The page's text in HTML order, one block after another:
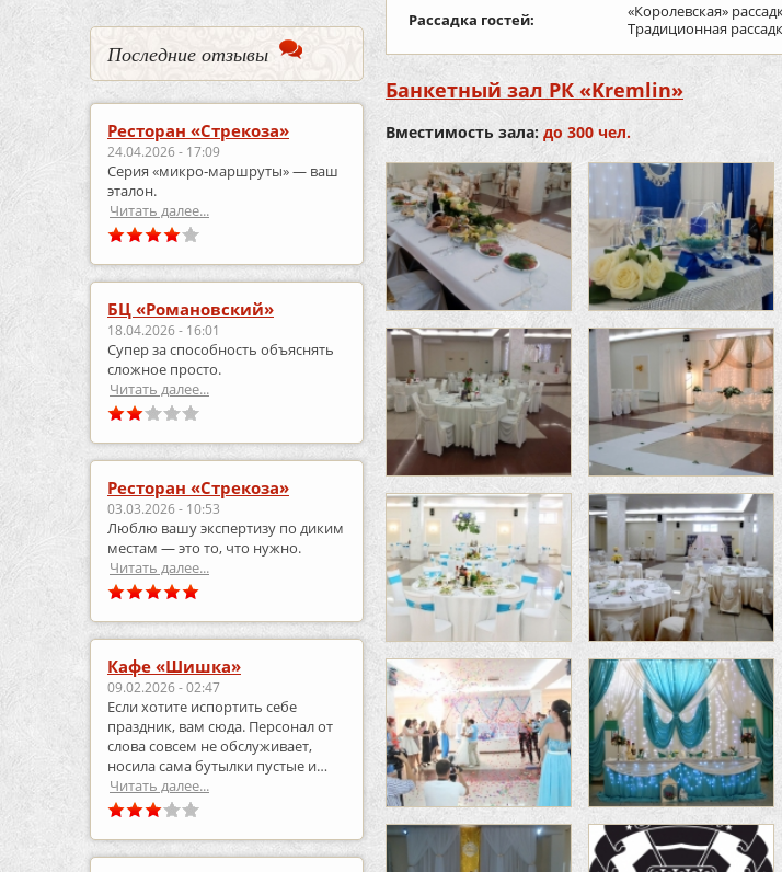
Последние отзывы
Ресторан «Стрекоза»
24.04.2026 - 17:09
Серия «микро‑маршруты» — ваш
эталон.
Читать далее...
БЦ «Романовский»
18.04.2026 - 16:01
Супер за способность объяснять
сложное просто.
Читать далее...
Ресторан «Стрекоза»
03.03.2026 - 10:53
Люблю вашу экспертизу по диким
местам — это то, что нужно.
Читать далее...
Кафе «Шишка»
09.02.2026 - 02:47
Если хотите испортить себе
праздник, вам сюда. Персонал от
слова совсем не обслуживает,
носила сама бутылки пустые и
приносила полные.
Читать далее...
Рассадка гостей:
«Королевская»
Традиционная
Банкетный зал РК «Kremlin»
Вместимость зала: до 300 чел.